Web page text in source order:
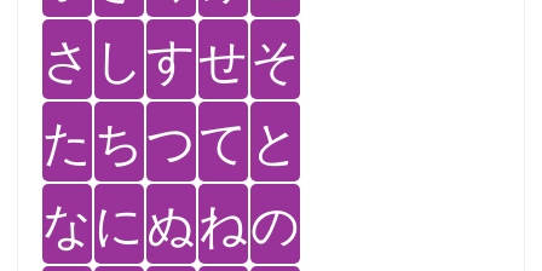
さ しすせそ
た ちつて と
なにぬねの